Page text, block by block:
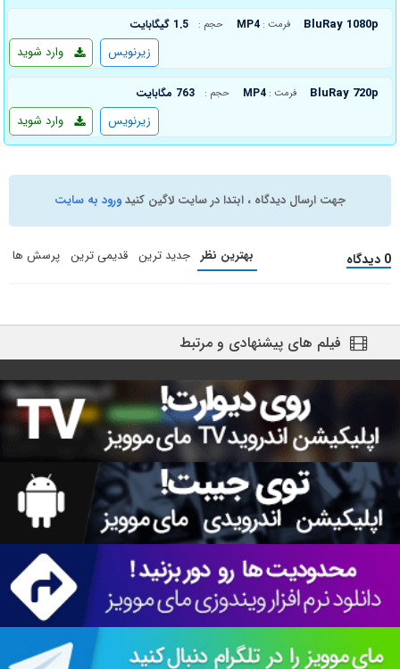
BluRay 1080p فرمت : MP4 حجم : 1.5 گیگابایت
وارد شوید زیرنویس
BluRay 720p فرمت : MP4 حجم : 763 مگابایت
وارد شوید زیرنویس
جهت ارسال دیدگاه ، ابتدا در سایت لاگین کنیدورود به سایت
0 دیدگاه بهترین نظر جدید ترین قدیمی ترین پرسش ها
فیلم های پیشنهادی و مرتبط